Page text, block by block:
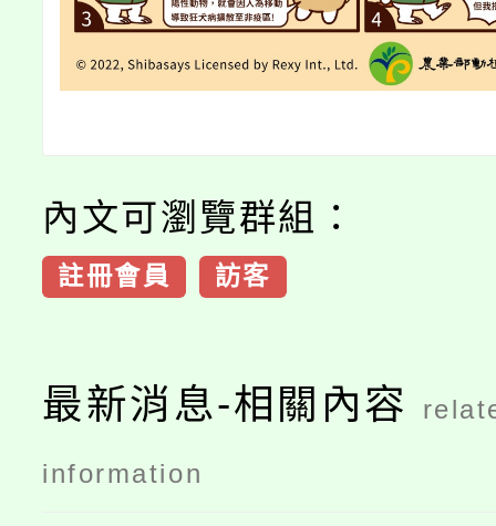
內文可瀏覽群組：
註冊會員 訪客
最新消息-相關內容
information